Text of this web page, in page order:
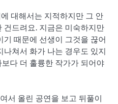
대해서는 지적하지만 그 안
건드려요. 지금은 미숙하지만
때문에 선생이 그것을 끊어
쳐서 화가 나는 경우도 있지
다 더 훌륭한 작가가 되어야
서 올린 공연을 보고 뒤풀이